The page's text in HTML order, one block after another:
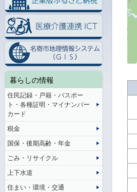
暮らしの情報
住民記録・戸籍・パスポー
ト・各種証明・マイナンバー
カード
税金
国保・後期高齢・年金
ごみ・リサイクル
上下水道
住まい・環境・交通